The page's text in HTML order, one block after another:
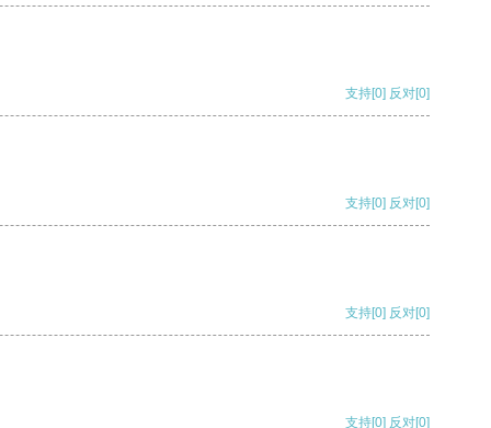
支持[0] 反对[0]
支持[0] 反对[0]
支持[0] 反对[0]
支持[0] 反对[0]